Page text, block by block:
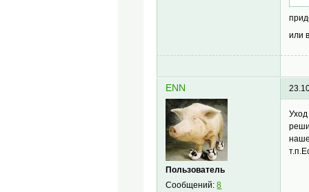
или
ENN
Пользователь
Сообщений:8